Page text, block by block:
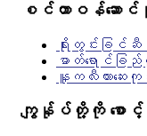
စင်တာဝန်ဆောင်မှု
ရိုးတွင်းခြင်
ဓာတ်ရောင်ခ
နူကလီးယားဆေ
ကျွန်ုပ်တို့ကို စော